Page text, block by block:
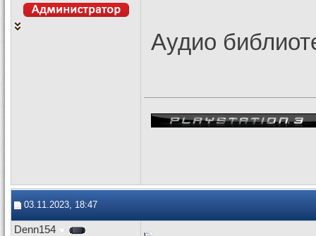
Аудио
03.11.2023, 18:47
Denn154